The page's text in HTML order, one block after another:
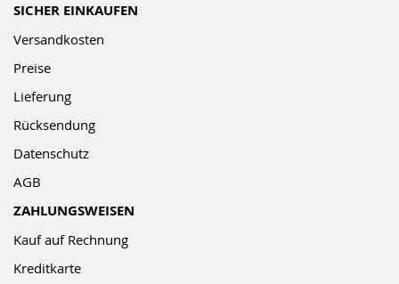
SICHER EINKAUFEN
Versandkosten
Preise
Lieferung
Rücksendung
Datenschutz
AGB
ZAHLUNGSWEISEN
Kauf auf Rechnung
Kreditkarte